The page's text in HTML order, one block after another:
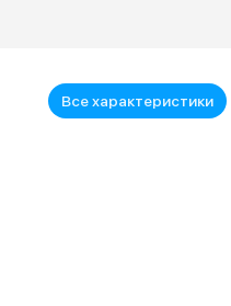
Все характеристики